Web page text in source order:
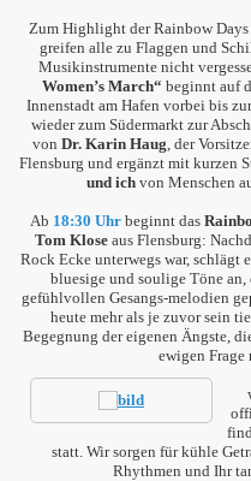
Zum Highlight der Rainbow
greifen alle zu Flaggen und
Musikinstrumente nicht
Women’s March“ beginnt auf
Innenstadt am Hafen vorbei bis
wieder zum Südermarkt zur
von Dr. Karin Haug, der
Flensburg und ergänzt mit kurzen
und ich von Menschen
Ab 18:30 Uhrbeginnt das
Tom Klose aus Flensburg:
Rock Ecke unterwegs war, schlägt
bluesige und soulige Töne
gefühlvollen Gesangs-melodien
heute mehr als je zuvor sein
Begegnung der eigenen Ängste,
ewigen Frage
statt. Wir sorgen für kühle
Rhythmen und Ihr